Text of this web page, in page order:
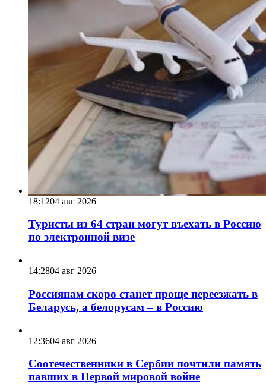
18:1204 авг 2026
Туристы из 64 стран могут въехать в Россию
по электронной визе
14:2804 авг 2026
Россиянам скоро станет проще переезжать в
Беларусь, а белорусам – в Россию
12:3604 авг 2026
Соотечественники в Сербии почтили память
павших в Первой мировой войне